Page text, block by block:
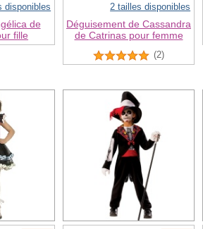
disponibles
de
fille
2 tailles disponibles
Déguisement de Cassandra
de Catrinas pour femme
(2)